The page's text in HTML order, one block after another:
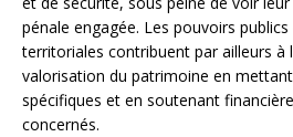
pénale engagée. Les pouvoirs
territoriales contribuent par ailleurs à
valorisation du patrimoine en
spécifiques et en soutenant
concernés.